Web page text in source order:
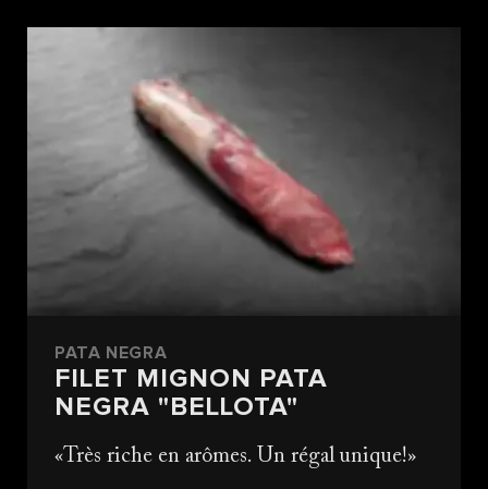
PATA NEGRA
FILET MIGNON PATA
NEGRA "BELLOTA"
Très riche en arômes. Un régal unique!